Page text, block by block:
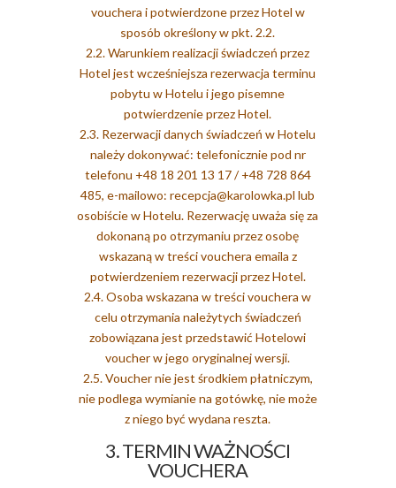
vouchera i potwierdzone przez Hotel w
sposób określony w pkt. 2.2.
2.2. Warunkiem realizacji świadczeń przez
Hotel jest wcześniejsza rezerwacja terminu
pobytu w Hotelu i jego pisemne
potwierdzenie przez Hotel.
2.3. Rezerwacji danych świadczeń w Hotelu
należy dokonywać: telefonicznie pod nr
telefonu +48 18 201 13 17 / +48 728 864
485, e-mailowo: recepcja@karolowka.pl lub
osobiście w Hotelu. Rezerwację uważa się za
dokonaną po otrzymaniu przez osobę
wskazaną w treści vouchera emaila z
potwierdzeniem rezerwacji przez Hotel.
2.4. Osoba wskazana w treści vouchera w
celu otrzymania należytych świadczeń
zobowiązana jest przedstawić Hotelowi
voucher w jego oryginalnej wersji.
2.5. Voucher nie jest środkiem płatniczym,
nie podlega wymianie na gotówkę, nie może
z niego być wydana reszta.
3. TERMIN WAŻNOŚCI
VOUCHERA